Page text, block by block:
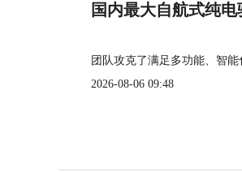
国内最大自航式纯
团队攻克了满足多功能、智
2026-08-06 09:48